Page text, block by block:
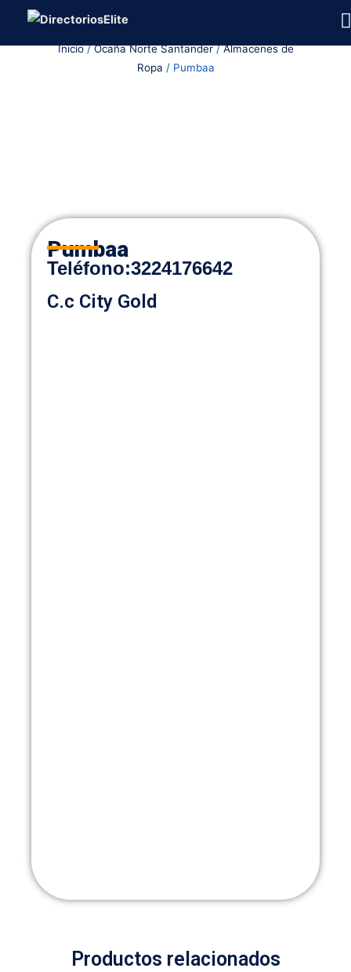
Inicio/Ocaña Norte Santander/Almacenes de
Ropa / Pumbaa
Pumbaa
Teléfono:3224176642
C.c City Gold
Productos relacionados